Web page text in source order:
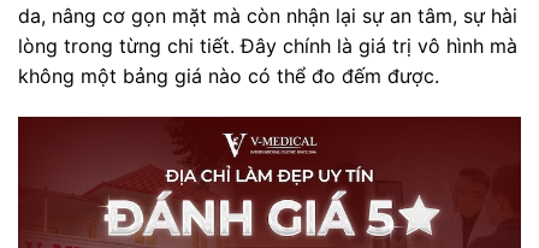
da, nâng cơ gọn mặt mà còn nhận lại sự an tâm, sự hài
lòng trong từng chi tiết. Đây chính là giá trị vô hình mà
không một bảng giá nào có thể đo đếm được.